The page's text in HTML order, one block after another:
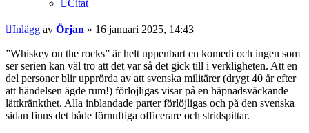
Citat
Inlägg av Örjan » 16 januari 2025, 14:43
”Whiskey on the rocks” är helt uppenbart en komedi och ingen som
ser serien kan väl tro att det var så det gick till i verkligheten. Att en
del personer blir upprörda av att svenska militärer (drygt 40 år efter
att händelsen ägde rum!) förlöjligas visar på en häpnadsväckande
lättkränkthet. Alla inblandade parter förlöjligas och på den svenska
sidan finns det både förnuftiga officerare och stridspittar.